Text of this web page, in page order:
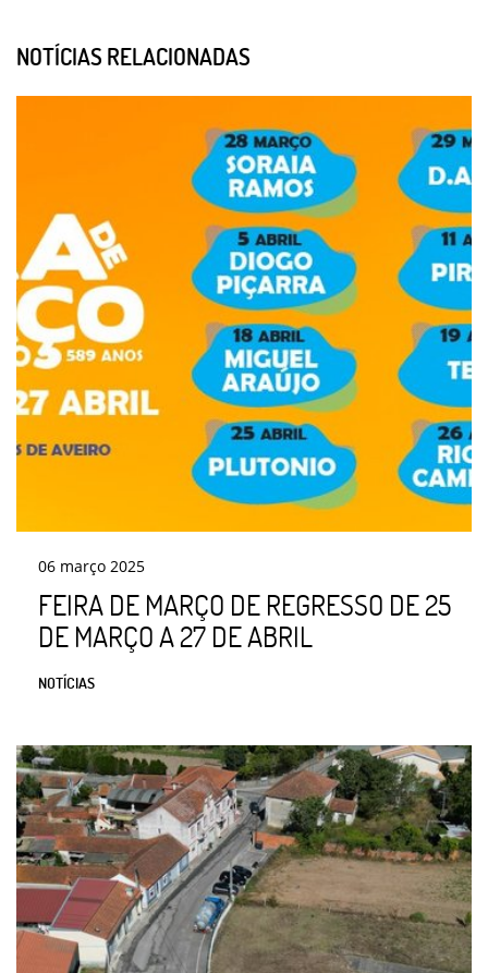
NOTÍCIAS RELACIONADAS
06 março 2025
FEIRA DE MARÇO DE REGRESSO DE 25
DE MARÇO A 27 DE ABRIL
NOTÍCIAS